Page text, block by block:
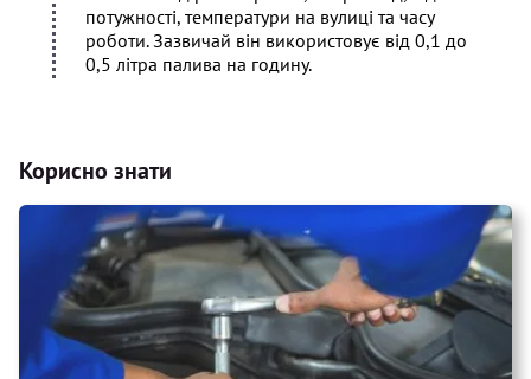
потужності, температури на вулиці та часу
роботи. Зазвичай він використовує від 0,1 до
0,5 літра палива на годину.
Корисно знати